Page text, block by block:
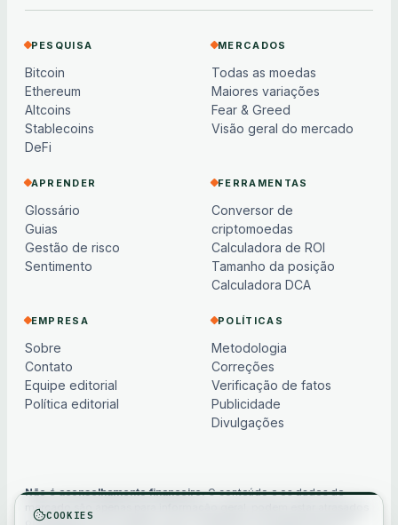
PESQUISA
Bitcoin
Ethereum
Altcoins
Stablecoins
DeFi
MERCADOS
Todas as moedas
Maiores variações
Fear & Greed
Visão geral do mercado
APRENDER
Glossário
Guias
Gestão de risco
Sentimento
FERRAMENTAS
Conversor de
criptomoedas
Calculadora de ROI
Tamanho da posição
Calculadora DCA
EMPRESA
Sobre
Contato
Equipe editorial
Política editorial
POLÍTICAS
Metodologia
Correções
Verificação de fatos
Publicidade
Divulgações
Não é aconselhamento financeiro.O conteúdo e os dados de
mercado são apenas para informação geral, podem estar atrasados
ou baseados em modelos e não constituem aconselhamento de
COOKIES